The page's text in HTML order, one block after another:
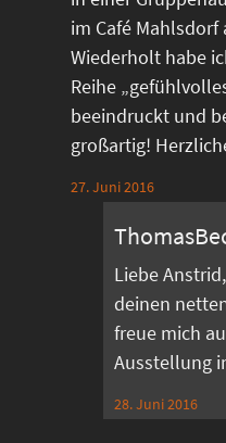
im Café
Wiederholt habe
Reihe
beeindruckt und
großartig!
27. Juni 2016
Liebe
deinen
freue mich
Ausstellung
28. Juni 2016